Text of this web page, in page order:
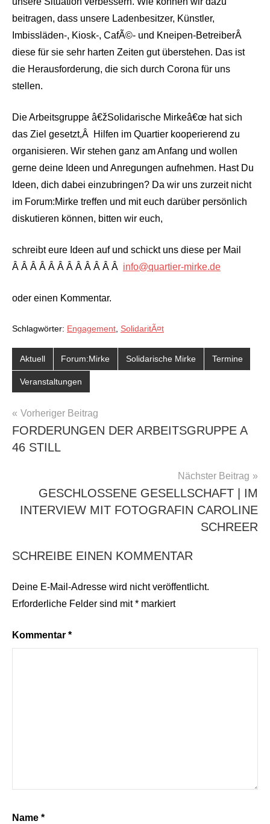
beitragen, dass unsere Ladenbesitzer, Künstler,
Imbissläden-, Kiosk-, CafÃ©- und Kneipen-BetreiberÂ
diese für sie sehr harten Zeiten gut überstehen. Das ist
die Herausforderung, die sich durch Corona für uns
stellen.
Die Arbeitsgruppe â€žSolidarische Mirkeâ€œ hat sich
das Ziel gesetzt,Â Hilfen im Quartier kooperierend zu
organisieren. Wir stehen ganz am Anfang und wollen
gerne deine Ideen und Anregungen aufnehmen. Hast Du
Ideen, dich dabei einzubringen? Da wir uns zurzeit nicht
im Forum:Mirke treffen und mit euch darüber persönlich
diskutieren können, bitten wir euch,
schreibt eure Ideen auf und schickt uns diese per Mail
Â Â Â Â Â Â Â Â Â Â Â Â info@quartier-mirke.de
oder einen Kommentar.
Schlagwörter: Engagement SolidaritÃ¤t
Aktuell Forum:Mirke Solidarische Mirke Termine
Veranstaltungen
BEITRAGSNAVIGATION
Vorheriger Beitrag
FORDERUNGEN DER ARBEITSGRUPPE A
46 STILL
Nächster Beitrag
GESCHLOSSENE GESELLSCHAFT | IM
INTERVIEW MIT FOTOGRAFIN CAROLINE
SCHREER
SCHREIBE EINEN KOMMENTAR
Deine E-Mail-Adresse wird nicht veröffentlicht.
Erforderliche Felder sind mit* markiert
Kommentar *
Name *